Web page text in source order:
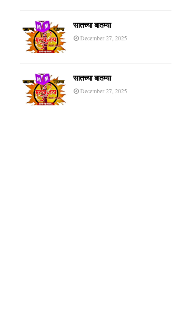
सातच्या बातम्या
December 27, 2025
सातच्या बातम्या
December 27, 2025